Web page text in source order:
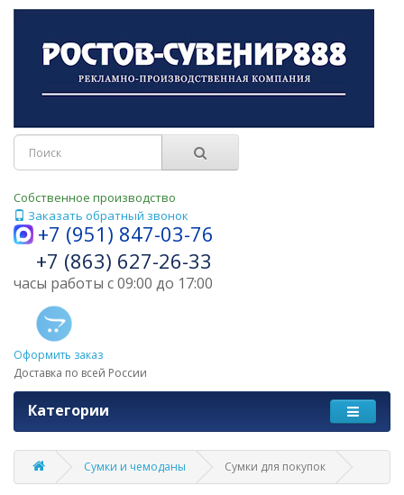
Собственное производство
Заказать обратный звонок
+7 (951) 847-03-76
+7 (863) 627-26-33
часы работы с 09:00 до 17:00
Оформить заказ
Доставка по всей России
Категории
Сумки и чемоданы Сумки для покупок